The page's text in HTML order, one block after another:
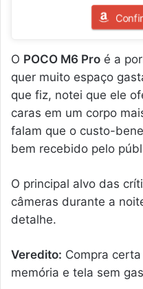
O POCO M6 Pro é a
quer muito espaço
que fiz, notei que ele
caras em um corpo
falam que o custo-
bem recebido pelo
O principal alvo das
câmeras durante a
detalhe.
Veredito: Compra
memória e tela sem